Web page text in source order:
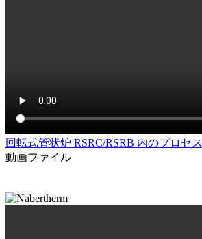
回転式管状炉 RSRC/RSRB 内のプロセス
動画ファイル